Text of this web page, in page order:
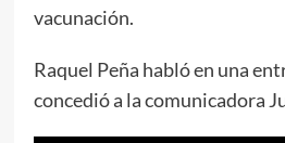
vacunación.
Raquel Peña habló en una
concedió a la comunicadora